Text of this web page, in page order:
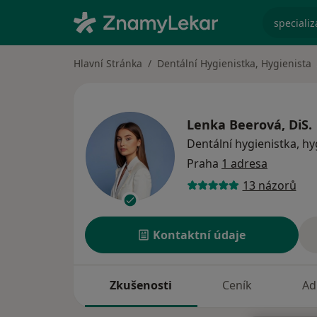
Hlavní Stránka Dentální Hygienistka, Hygienista
Lenka Beerová, DiS.
Dentální hygienistka,
Praha 1 adresa
13 názorů
Kontaktní údaje
Zkušenosti Ceník